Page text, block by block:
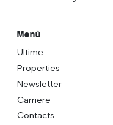
Menù
Ultime
Properties
Newsletter
Carriere
Contacts